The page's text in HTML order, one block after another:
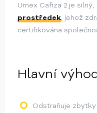
Urnex Cafiza 2 je silný,
prostředek, jehož
certifikována
Hlavní
Odstraňuje